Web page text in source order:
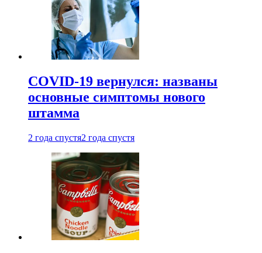
COVID-19 вернулся: названы
основные симптомы нового
штамма
2 года спустя2 года спустя